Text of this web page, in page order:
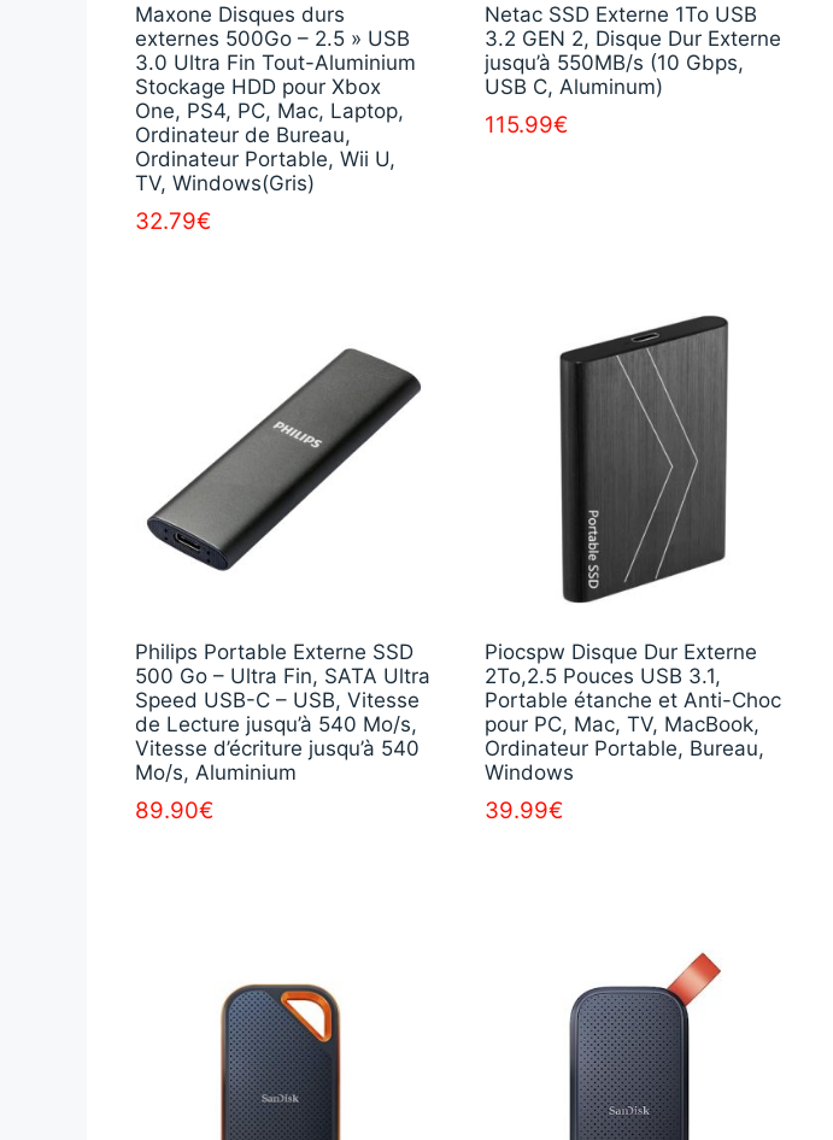
Maxone Disques durs
externes 500Go – 2.5 » USB
3.0 Ultra Fin Tout-Aluminium
Stockage HDD pour Xbox
One, PS4, PC, Mac, Laptop,
Ordinateur de Bureau,
Ordinateur Portable, Wii U,
TV, Windows(Gris)
32.79€
Netac SSD Externe 1To USB
3.2 GEN 2, Disque Dur Externe
jusqu’à 550MB/s (10 Gbps,
USB C, Aluminum)
115.99€
Philips Portable Externe SSD
500 Go – Ultra Fin, SATA Ultra
Speed ​​USB-C – USB, Vitesse
de Lecture jusqu’à 540 Mo/s,
Vitesse d’écriture jusqu’à 540
Mo/s, Aluminium
89.90€
Piocspw Disque Dur Externe
2To,2.5 Pouces USB 3.1,
Portable étanche et Anti-Choc
pour PC, Mac, TV, MacBook,
Ordinateur Portable, Bureau,
Windows
39.99€